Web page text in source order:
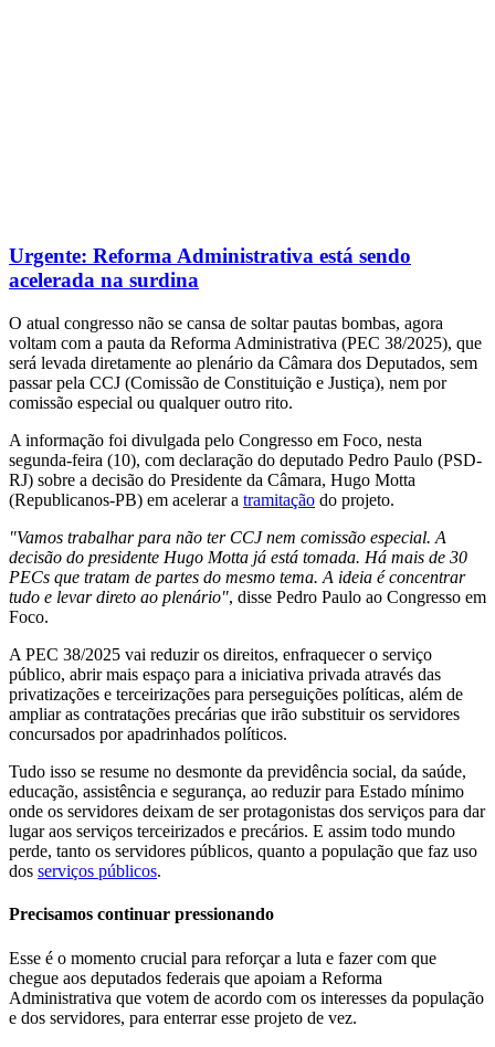
Urgente: Reforma Administrativa está sendo
acelerada na surdina
O atual congresso não se cansa de soltar pautas bombas, agora
voltam com a pauta da Reforma Administrativa (PEC 38/2025), que
será levada diretamente ao plenário da Câmara dos Deputados, sem
passar pela CCJ (Comissão de Constituição e Justiça), nem por
comissão especial ou qualquer outro rito.
A informação foi divulgada pelo Congresso em Foco, nesta
segunda-feira (10), com declaração do deputado Pedro Paulo (PSD-
RJ) sobre a decisão do Presidente da Câmara, Hugo Motta
(Republicanos-PB) em acelerar a tramitação do projeto.
"Vamos trabalhar para não ter CCJ nem comissão especial. A
decisão do presidente Hugo Motta já está tomada. Há mais de 30
PECs que tratam de partes do mesmo tema. A ideia é concentrar
tudo e levar direto ao plenário", disse Pedro Paulo ao Congresso em
Foco.
A PEC 38/2025 vai reduzir os direitos, enfraquecer o serviço
público, abrir mais espaço para a iniciativa privada através das
privatizações e terceirizações para perseguições políticas, além de
ampliar as contratações precárias que irão substituir os servidores
concursados por apadrinhados políticos.
Tudo isso se resume no desmonte da previdência social, da saúde,
educação, assistência e segurança, ao reduzir para Estado mínimo
onde os servidores deixam de ser protagonistas dos serviços para dar
lugar aos serviços terceirizados e precários. E assim todo mundo
perde, tanto os servidores públicos, quanto a população que faz uso
dos serviços públicos.
Precisamos continuar pressionando
Esse é o momento crucial para reforçar a luta e fazer com que
chegue aos deputados federais que apoiam a Reforma
Administrativa que votem de acordo com os interesses da população
e dos servidores, para enterrar esse projeto de vez.